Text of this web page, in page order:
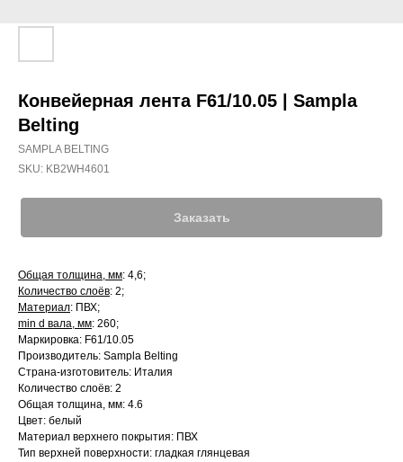
Конвейерная лента F61/10.05 | Sampla
Belting
SAMPLA BELTING
SKU: KB2WH4601
Заказать
Общая толщина, мм: 4,6;
Количество слоёв: 2;
Материал: ПВХ;
min d вала, мм: 260;
Маркировка: F61/10.05
Производитель: Sampla Belting
Страна-изготовитель: Италия
Количество слоёв: 2
Общая толщина, мм: 4.6
Цвет: белый
Материал верхнего покрытия: ПВХ
Тип верхней поверхности: гладкая глянцевая